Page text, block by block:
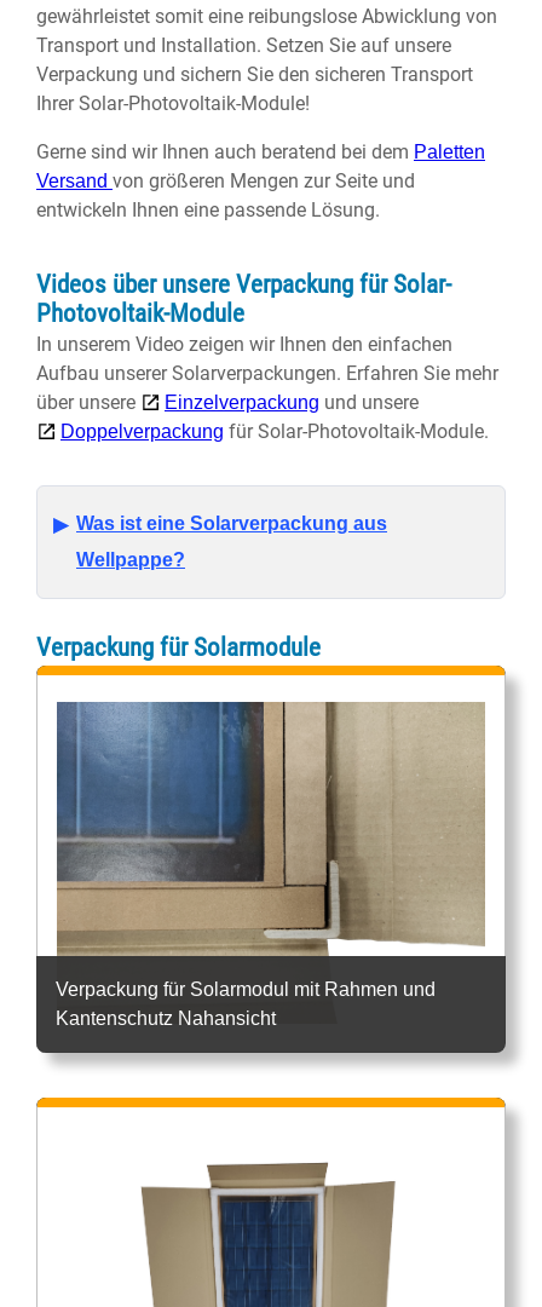
gewährleistet somit eine reibungslose Abwicklung von
Transport und Installation. Setzen Sie auf unsere
Verpackung und sichern Sie den sicheren Transport
Ihrer Solar-Photovoltaik-Module!
Gerne sind wir Ihnen auch beratend bei dem Paletten
Versand von größeren Mengen zur Seite und
entwickeln Ihnen eine passende Lösung.
Videos über unsere Verpackung für Solar-
Photovoltaik-Module
In unserem Video zeigen wir Ihnen den einfachen
Aufbau unserer Solarverpackungen. Erfahren Sie mehr
über unsere
Einzelverpackung und unsere
Doppelverpackung für Solar-Photovoltaik-Module.
Was ist eine Solarverpackung aus
Wellpappe?
Verpackung für Solarmodule
Verpackung für Solarmodul mit Rahmen und
Kantenschutz Nahansicht